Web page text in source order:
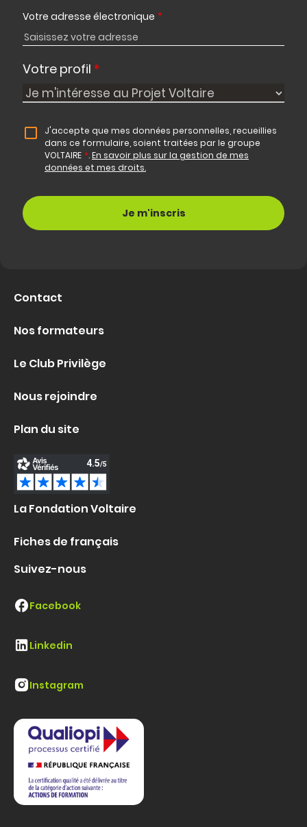
Votre adresse électronique *
Votre profil *
J'accepte que mes données personnelles, recueillies
dans ce formulaire, soient traitées par le groupe
VOLTAIRE *.En savoir plus sur la gestion de mes
données et mes droits.
Contact
Nos formateurs
Le Club Privilège
Nous rejoindre
Plan du site
La Fondation Voltaire
Fiches de français
Suivez-nous
Facebook
Linkedin
Instagram